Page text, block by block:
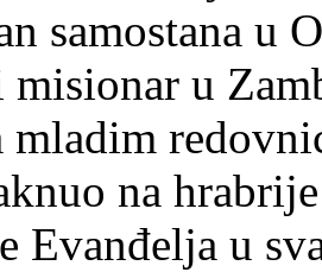
samostana u
u
mladim
na
Evanđelja u